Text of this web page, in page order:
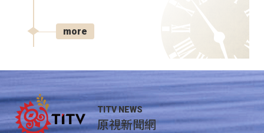
more
TITV NEWS
原視新聞網